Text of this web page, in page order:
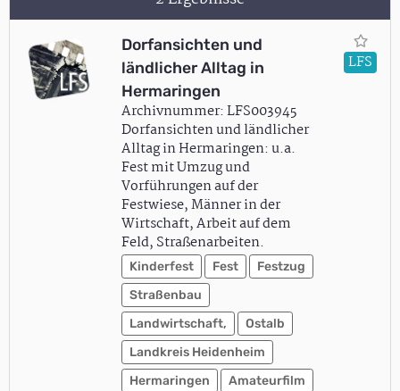
Dorfansichten und
ländlicher Alltag in
Hermaringen
Archivnummer: LFS003945
Dorfansichten und ländlicher
Alltag in Hermaringen: u.a.
Fest mit Umzug und
Vorführungen auf der
Festwiese, Männer in der
Wirtschaft, Arbeit auf dem
Feld, Straßenarbeiten.
Kinderfest Fest
Festzug
Straßenbau
Landwirtschaft,
Ostalb
Landkreis Heidenheim
Hermaringen
Amateurfilm
LFS